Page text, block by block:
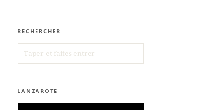
RECHERCHER
FOR:
LANZAROTE